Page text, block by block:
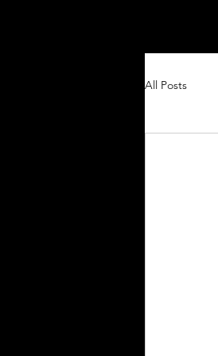
All Posts